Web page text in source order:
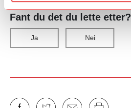
Fant du det du lette etter?
Ja Nei